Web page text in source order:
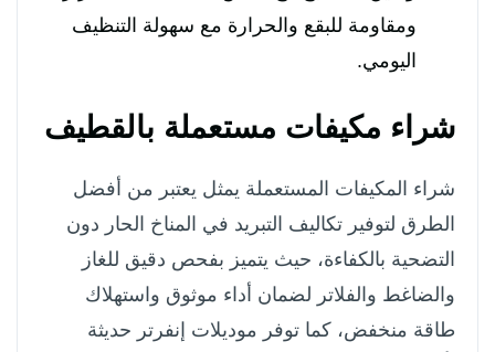
ومقاومة للبقع والحرارة مع سهولة التنظيف
اليومي.
شراء مكيفات مستعملة بالقطيف
شراء المكيفات المستعملة يمثل يعتبر من أفضل
الطرق لتوفير تكاليف التبريد في المناخ الحار دون
التضحية بالكفاءة، حيث يتميز بفحص دقيق للغاز
والضاغط والفلاتر لضمان أداء موثوق واستهلاك
طاقة منخفض، كما توفر موديلات إنفرتر حديثة